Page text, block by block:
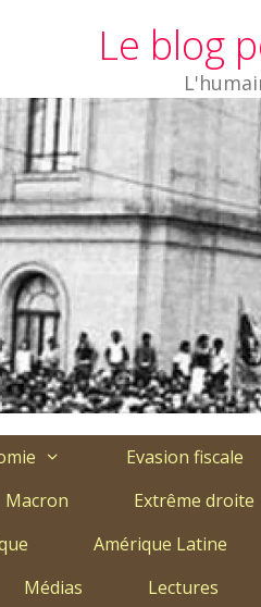
Le blog
Evasion fiscale
Macron Extrême droite
Amérique Latine
Médias Lectures